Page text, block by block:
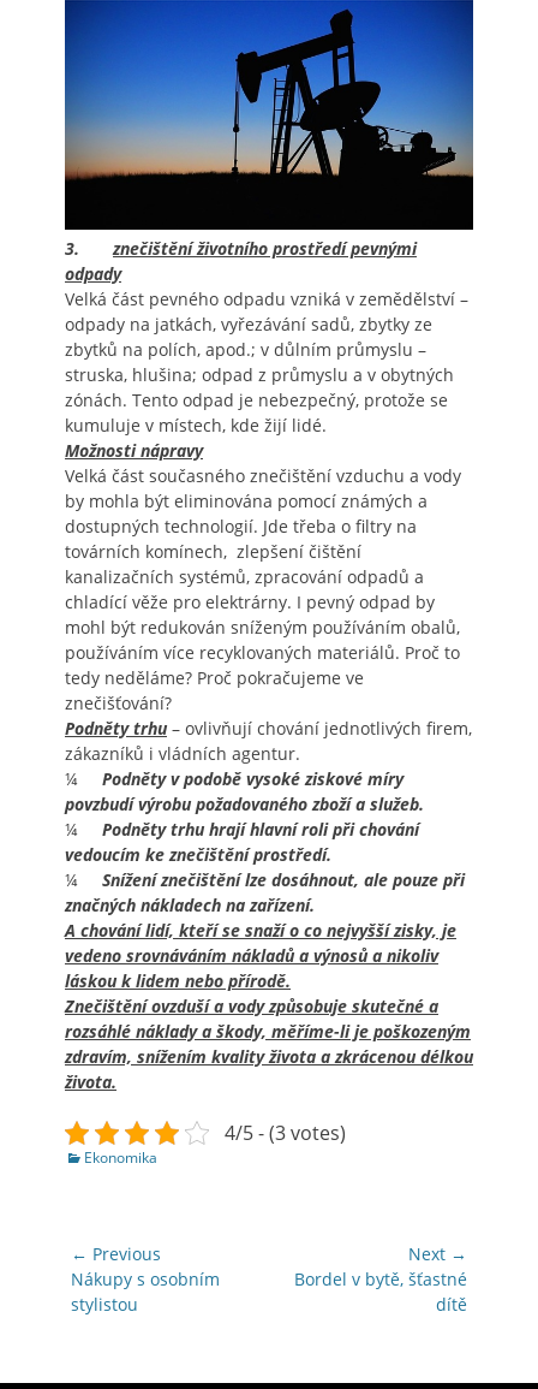
3.znečištění životního prostředí pevnými
odpady
Velká část pevného odpadu vzniká v zemědělství –
odpady na jatkách, vyřezávání sadů, zbytky ze
zbytků na polích, apod.; v důlním průmyslu –
struska, hlušina; odpad z průmyslu a v obytných
zónách. Tento odpad je nebezpečný, protože se
kumuluje v místech, kde žijí lidé.
Možnosti nápravy
Velká část současného znečištění vzduchu a vody
by mohla být eliminována pomocí známých a
dostupných technologií. Jde třeba o filtry na
továrních komínech, zlepšení čištění
kanalizačních systémů, zpracování odpadů a
chladící věže pro elektrárny. I pevný odpad by
mohl být redukován sníženým používáním obalů,
používáním více recyklovaných materiálů. Proč to
tedy neděláme? Proč pokračujeme ve
znečišťování?
Podněty trhu – ovlivňují chování jednotlivých firem,
zákazníků i vládních agentur.
¼ Podněty v podobě vysoké ziskové míry
povzbudí výrobu požadovaného zboží a služeb.
¼ Podněty trhu hrají hlavní roli při chování
vedoucím ke znečištění prostředí.
¼ Snížení znečištění lze dosáhnout, ale pouze při
značných nákladech na zařízení.
A chování lidí, kteří se snaží o co nejvyšší zisky, je
vedeno srovnáváním nákladů a výnosů a nikoliv
láskou k lidem nebo přírodě.
Znečištění ovzduší a vody způsobuje skutečné a
rozsáhlé náklady a škody, měříme-li je poškozeným
zdravím, snížením kvality života a zkrácenou délkou
života.
4/5 - (3 votes)
Categories
Ekonomika
Navigace
pro
příspěvek
← Previous
Previous
post:
Nákupy s osobním
stylistou
Next →
NextBordel v bytě, šťastné
dítě